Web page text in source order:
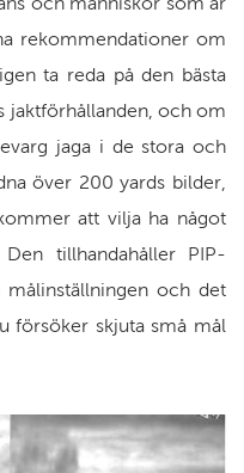
rekommendationer om
ta reda på den bästa
jaktförhållanden, och om
jaga i de stora och
över 200 yards bilder,
att vilja ha något
tillhandahåller PIP-
och det
försöker skjuta små mål